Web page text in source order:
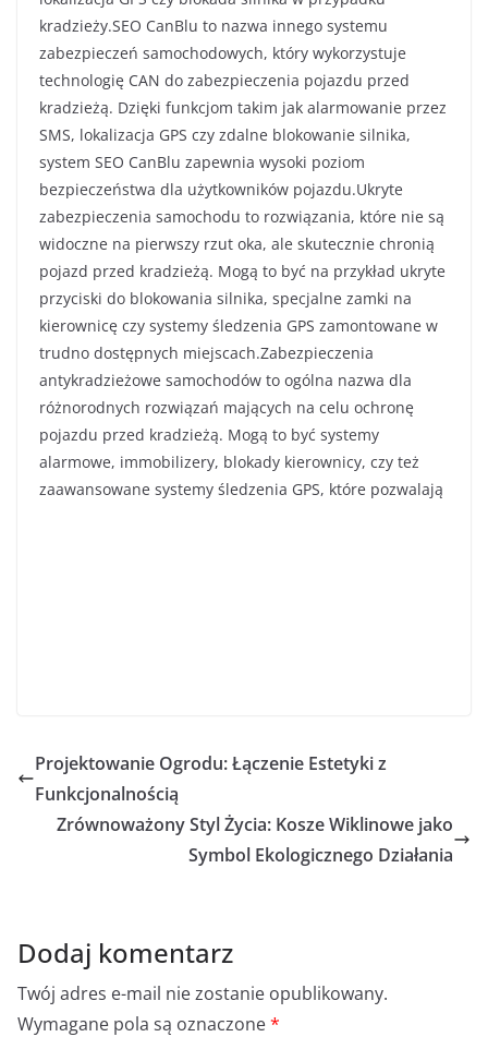
kradzieży.SEO CanBlu to nazwa innego systemu
zabezpieczeń samochodowych, który wykorzystuje
technologię CAN do zabezpieczenia pojazdu przed
kradzieżą. Dzięki funkcjom takim jak alarmowanie przez
SMS, lokalizacja GPS czy zdalne blokowanie silnika,
system SEO CanBlu zapewnia wysoki poziom
bezpieczeństwa dla użytkowników pojazdu.Ukryte
zabezpieczenia samochodu to rozwiązania, które nie są
widoczne na pierwszy rzut oka, ale skutecznie chronią
pojazd przed kradzieżą. Mogą to być na przykład ukryte
przyciski do blokowania silnika, specjalne zamki na
kierownicę czy systemy śledzenia GPS zamontowane w
trudno dostępnych miejscach.Zabezpieczenia
antykradzieżowe samochodów to ogólna nazwa dla
różnorodnych rozwiązań mających na celu ochronę
pojazdu przed kradzieżą. Mogą to być systemy
alarmowe, immobilizery, blokady kierownicy, czy też
zaawansowane systemy śledzenia GPS, które pozwalają
Projektowanie Ogrodu: Łączenie Estetyki z
Funkcjonalnością
Zrównoważony Styl Życia: Kosze Wiklinowe jako
Symbol Ekologicznego Działania
Dodaj komentarz
Twój adres e-mail nie zostanie opublikowany.
Wymagane pola są oznaczone*